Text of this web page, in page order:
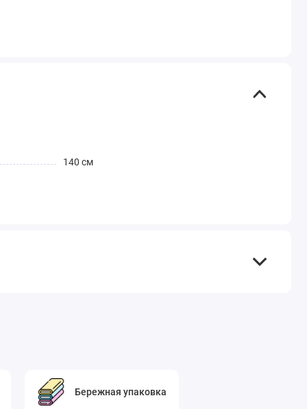
140 см
Бережная упаковка